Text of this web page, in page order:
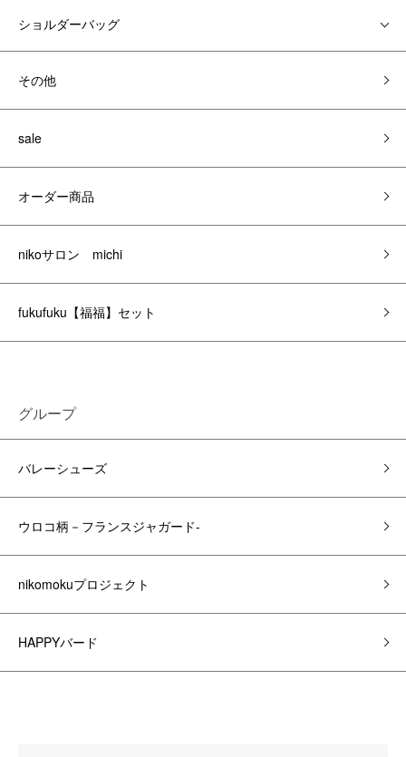
ショルダーバッグ
その他
sale
オーダー商品
nikoサロン michi
fukufuku【福福】セット
グループ
バレーシューズ
ウロコ柄－フランスジャガード-
nikomokuプロジェクト
HAPPYバード